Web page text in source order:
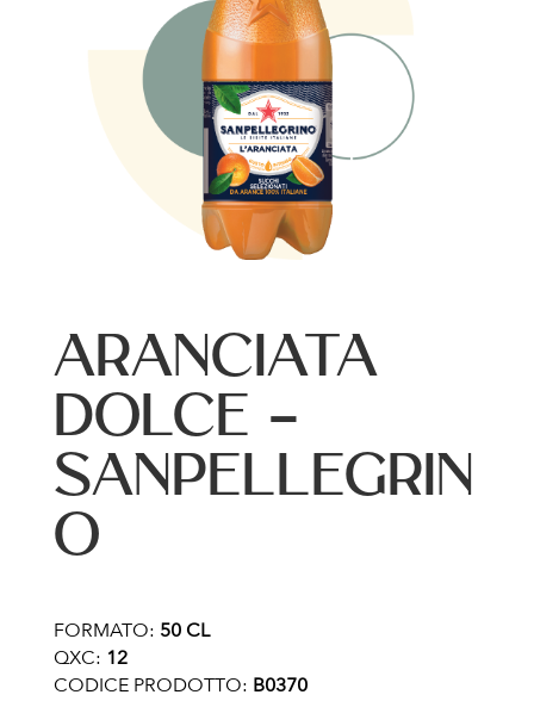
ARANCIATA
DOLCE –
SANPELLEGRIN
O
FORMATO: 50 CL
QXC: 12
CODICE PRODOTTO: B0370